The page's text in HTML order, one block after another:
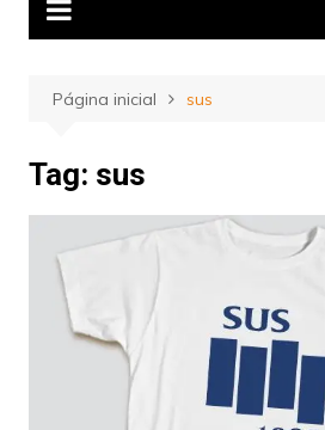
Página inicial sus
Tag: sus